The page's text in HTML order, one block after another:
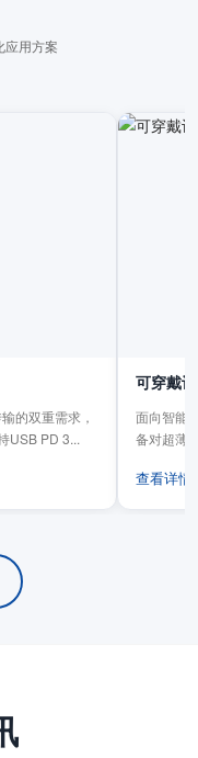
应用方案
的双重需求，
USB PD 3...
可穿戴
面向智能
备对超薄
查看详